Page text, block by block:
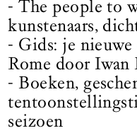
- The people to
kunstenaars,
- Gids: je
Rome door Iwan
- Boeken,
seizoen